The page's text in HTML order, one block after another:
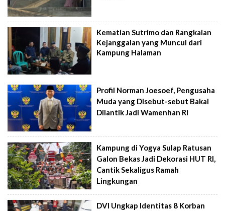
Kematian Sutrimo dan Rangkaian
Kejanggalan yang Muncul dari
Kampung Halaman
Profil Norman Joesoef, Pengusaha
Muda yang Disebut-sebut Bakal
Dilantik Jadi Wamenhan RI
Kampung di Yogya Sulap Ratusan
Galon Bekas Jadi Dekorasi HUT RI,
Cantik Sekaligus Ramah
Lingkungan
DVI Ungkap Identitas 8 Korban